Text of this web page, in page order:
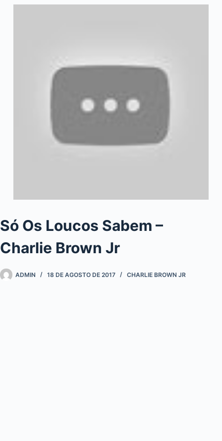
Só Os Loucos Sabem –
Charlie Brown Jr
ADMIN 18 DE AGOSTO DE 2017 CHARLIE BROWN JR